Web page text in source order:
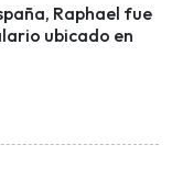
Raphael fue
ubicado en